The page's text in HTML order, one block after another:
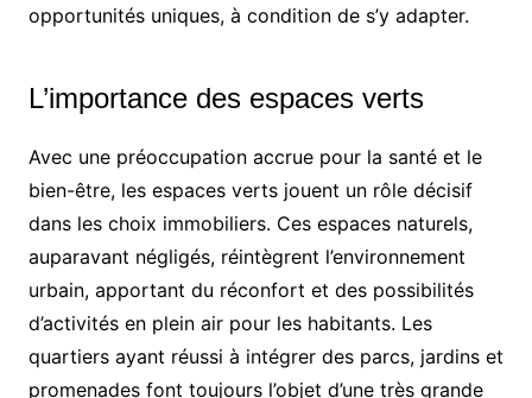
opportunités uniques, à condition de s’y adapter.
L’importance des espaces verts
Avec une préoccupation accrue pour la santé et le
bien-être, les espaces verts jouent un rôle décisif
dans les choix immobiliers. Ces espaces naturels,
auparavant négligés, réintègrent l’environnement
urbain, apportant du réconfort et des possibilités
d’activités en plein air pour les habitants. Les
quartiers ayant réussi à intégrer des parcs, jardins et
promenades font toujours l’objet d’une très grande